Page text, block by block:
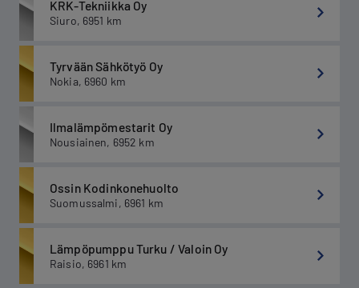
KRK-Tekniikka Oy
Siuro, 6951 km
Tyrvään Sähkötyö Oy
Nokia, 6960 km
Ilmalämpömestarit Oy
Nousiainen, 6952 km
Ossin Kodinkonehuolto
Suomussalmi, 6961 km
Lämpöpumppu Turku / Valoin Oy
Raisio, 6961 km